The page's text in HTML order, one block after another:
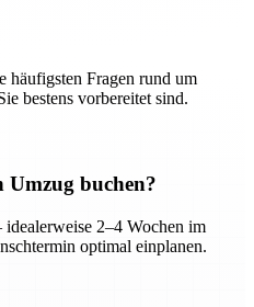
häufigsten Fragen rund um
bestens vorbereitet sind.
Umzug buchen?
2–4 Wochen im
optimal einplanen.